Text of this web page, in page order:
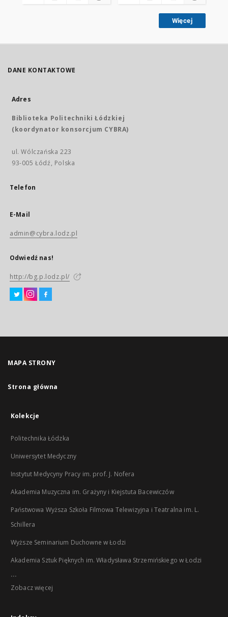
Więcej
DANE KONTAKTOWE
Adres
Biblioteka Politechniki Łódzkiej
(koordynator konsorcjum CYBRA)
ul. Wólczańska 223
93-005 Łódź, Polska
Telefon
E-Mail
admin@cybra.lodz.pl
Odwiedź nas!
http://bg.p.lodz.pl/
MAPA STRONY
Strona główna
Kolekcje
Politechnika Łódzka
Uniwersytet Medyczny
Instytut Medycyny Pracy im. prof. J. Nofera
Akademia Muzyczna im. Grażyny i Kiejstuta Bacewiczów
Państwowa Wyższa Szkoła Filmowa Telewizyjna i Teatralna im. L.
Schillera
Wyższe Seminarium Duchowne w Łodzi
Akademia Sztuk Pięknych im. Władysława Strzemińskiego w Łodzi
...
Zobacz więcej